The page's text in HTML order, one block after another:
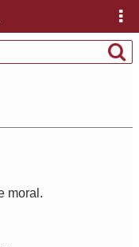
moral .